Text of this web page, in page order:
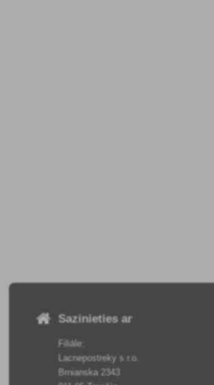
Sazinieties ar
Filiāle:
Lacnepostreky s.r.o.
Brnianska 2343